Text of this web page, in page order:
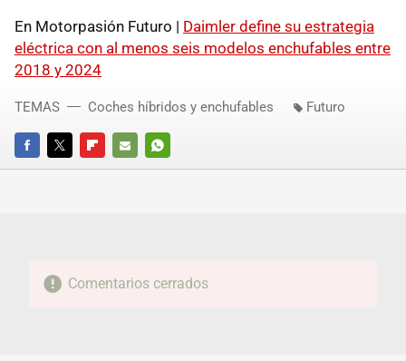
En Motorpasión Futuro | Daimler define su estrategia
eléctrica con al menos seis modelos enchufables entre
2018 y 2024
FACEBOOKTWITTERFLIPBOARD
E-
WHATSAPP
TEMAS Coches híbridos y enchufables Futuro
Comentarios cerrados